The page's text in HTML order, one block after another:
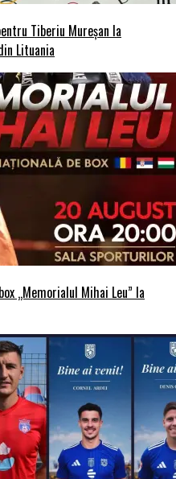
Tiberiu Mureșan la
Lituania
„Memorialul Mihai Leu” la